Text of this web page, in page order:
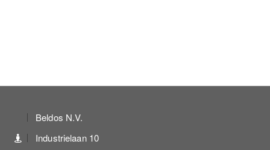
Beldos N.V.
Industrielaan 10